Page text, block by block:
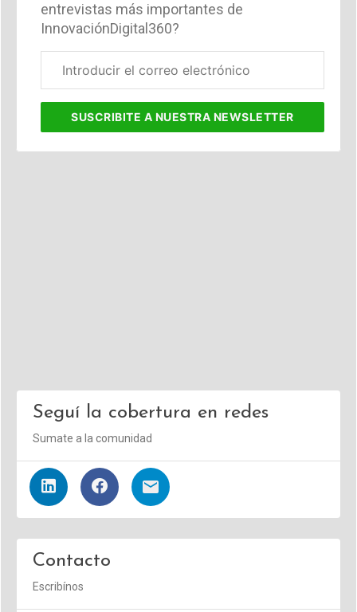
entrevistas más importantes de
InnovaciónDigital360?
electrónico
SUSCRIBITE A NUESTRA NEWSLETTER
Seguí la cobertura en redes
Sumate a la comunidad
Contacto
Escribínos